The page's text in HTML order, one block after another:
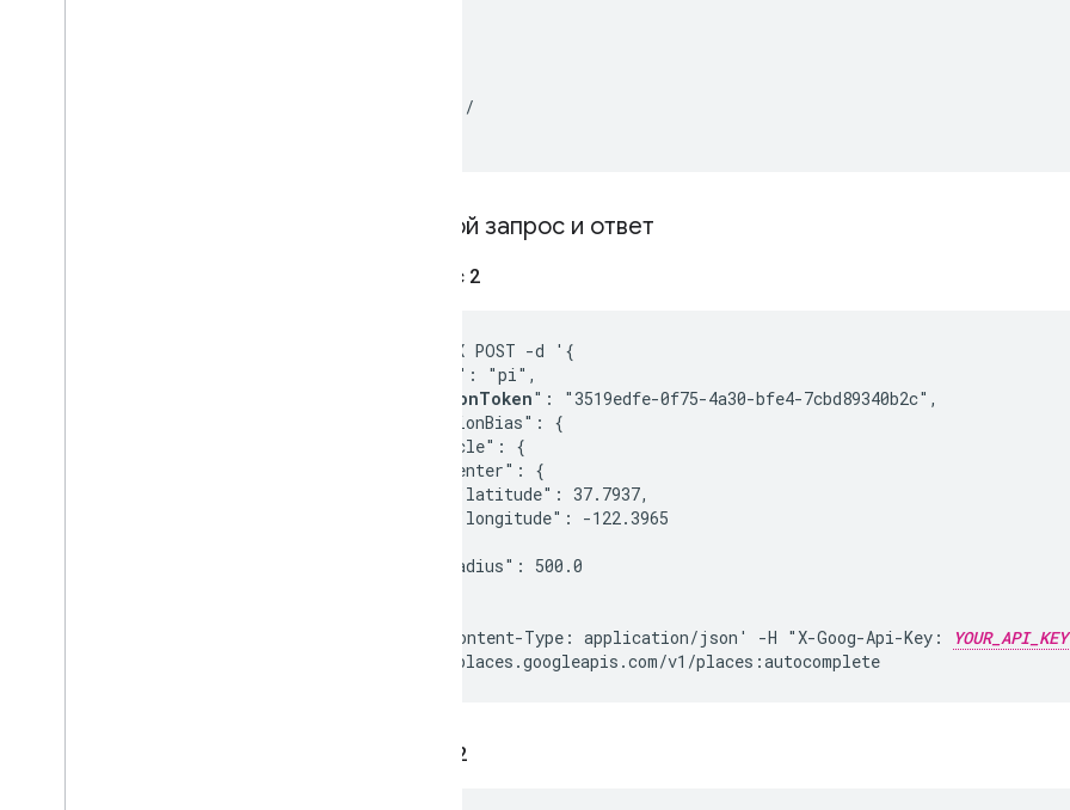
/
Второй запрос и ответ
Запрос 2
curl -X POST -d '{
  "input": "pi",
sessionToken": "3519edfe-0f75-4a30-bfe4-7cbd89340b2c",
  "locationBias": {
    "circle": {
      "center": {
        "latitude": 37.7937,
        "longitude": -122.3965
      "radius": 500.0
}' -H 'Content-Type: application/json' -H "X-Goog-Api-Key:
YOUR_API_KEY
Ответ 2